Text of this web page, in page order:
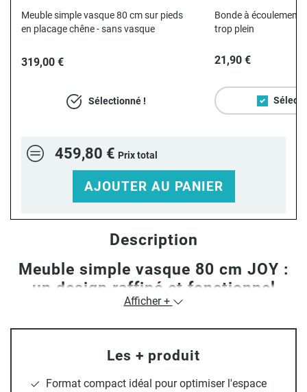
Meuble simple vasque 80 cm sur pieds
en placage chêne - sans vasque
319,00 €
Sélectionné !
Bonde à écoulement
trop plein
21,90 €
459,80 € Prix total
AJOUTER AU PANIER
Description
Meuble simple vasque 80 cm JOY :
un design raffiné et fonctionnel
simple vasque 80 cm JOYapporte une touche d’
accueillir une vasque à poser, il offre un espace optimisé
Afficher +
Les + produit
Format compact idéal pour optimiser l'espace